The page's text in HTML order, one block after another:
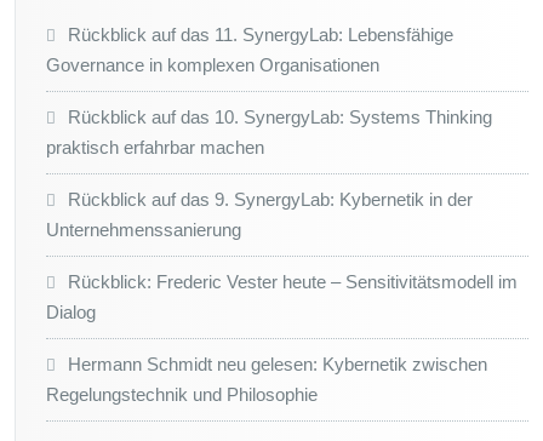
Rückblick auf das 11. SynergyLab: Lebensfähige
Governance in komplexen Organisationen
Rückblick auf das 10. SynergyLab: Systems Thinking
praktisch erfahrbar machen
Rückblick auf das 9. SynergyLab: Kybernetik in der
Unternehmenssanierung
Rückblick: Frederic Vester heute – Sensitivitätsmodell im
Dialog
Hermann Schmidt neu gelesen: Kybernetik zwischen
Regelungstechnik und Philosophie